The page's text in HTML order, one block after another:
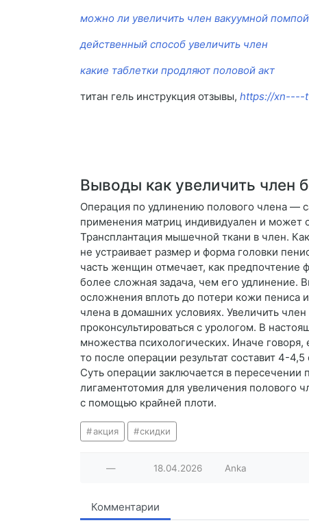
можно ли увеличить член вакуумной помпой
действенный способ увеличить член
какие таблетки продляют половой акт
титан гель инструкция отзывы, https://xn----
Выводы как увеличить член
Операция по удлинению полового члена —
применения матриц индивидуален и может
Трансплантация мышечной ткани в член.
не устраивает размер и форма головки
часть женщин отмечает, как
более сложная задача, чем его удлинение.
осложнения вплоть до потери кожи пениса
члена в домашних условиях. Увеличить
проконсультироваться с урологом. В
множества психологических. Иначе
то после операции результат составит 4-
Суть операции заключается в
лигаментотомия для увеличения полового
с помощью крайней плоти.
акция скидки
— 18.04.2026 Anka
Комментарии